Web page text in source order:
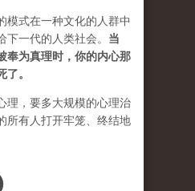
模式在一种文化的人群中
一代的人类社会。 当
奉为真理时，你的内心那
。
理，要多大规模的心理治
所有人打开牢笼、终结地